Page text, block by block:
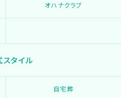
オハナクラブ
タイル
自宅葬